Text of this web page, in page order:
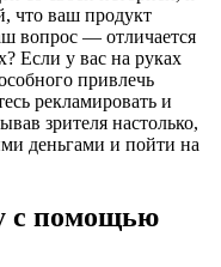
что ваш продукт
вопрос — отличается
Если у вас на руках
привлечь
рекламировать и
зрителя настолько,
деньгами и пойти на
с помощью